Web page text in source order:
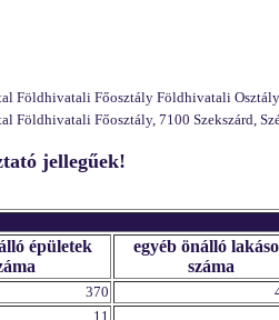
Földhivatali Főosztály Földhivatali
Földhivatali Főosztály, 7100 Szekszárd,
jellegűek!
épületek
egyéb önálló
száma
370
11